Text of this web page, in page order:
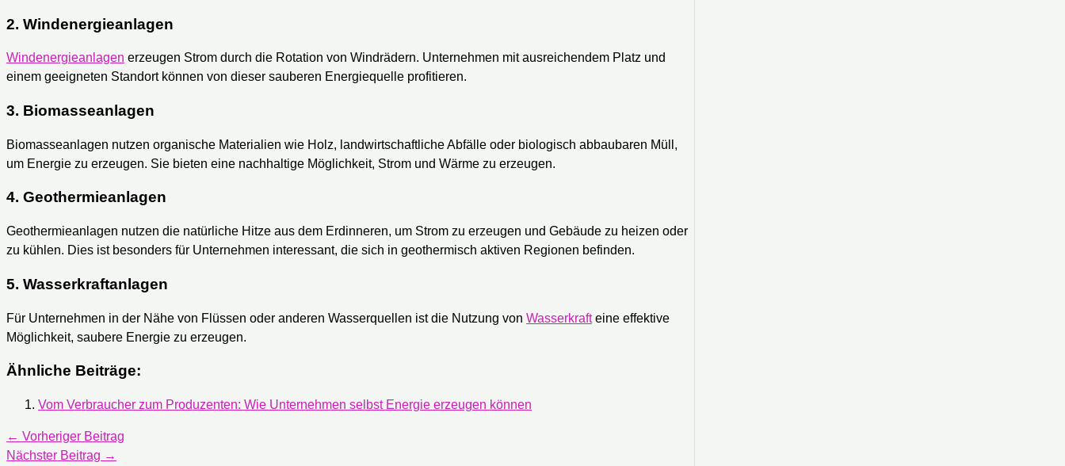
2. Windenergieanlagen
Windenergieanlagen erzeugen Strom durch die Rotation von Windrädern. Unternehmen mit ausreichendem Platz und
einem geeigneten Standort können von dieser sauberen Energiequelle profitieren.
3. Biomasseanlagen
Biomasseanlagen nutzen organische Materialien wie Holz, landwirtschaftliche Abfälle oder biologisch abbaubaren Müll,
um Energie zu erzeugen. Sie bieten eine nachhaltige Möglichkeit, Strom und Wärme zu erzeugen.
4. Geothermieanlagen
Geothermieanlagen nutzen die natürliche Hitze aus dem Erdinneren, um Strom zu erzeugen und Gebäude zu heizen oder
zu kühlen. Dies ist besonders für Unternehmen interessant, die sich in geothermisch aktiven Regionen befinden.
5. Wasserkraftanlagen
Für Unternehmen in der Nähe von Flüssen oder anderen Wasserquellen ist die Nutzung von Wasserkrafteine effektive
Möglichkeit, saubere Energie zu erzeugen.
Ähnliche Beiträge:
Vom Verbraucher zum Produzenten: Wie Unternehmen selbst Energie erzeugen können
← Vorheriger Beitrag
Nächster Beitrag →